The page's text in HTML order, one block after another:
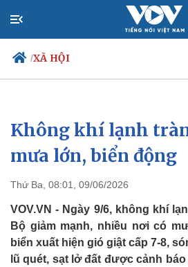
/XÃ HỘI
Chính trị
Tổ chức nhân sự
Nhận diện sự thật
Xã
Dự
Không khí lạnh tràn
mưa lớn, biển động
Thứ Ba, 08:01, 09/06/2026
VOV.VN - Ngày 9/6, không khí
Bộ giảm mạnh, nhiều nơi có
biển xuất hiện gió giật cấp 7-8,
lũ quét, sạt lở đất được cảnh